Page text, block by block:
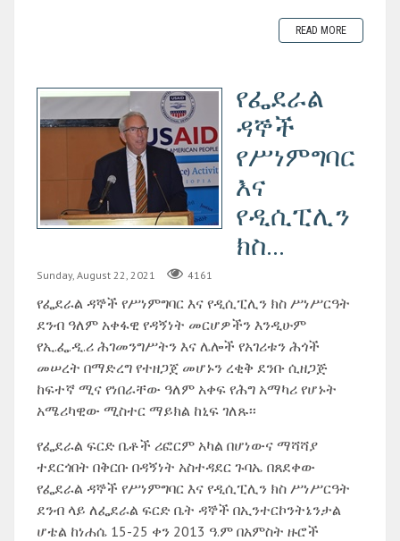
READ MORE
የፌደራል
ዳኞች
የሥነምግባር
እና
የዲሲፒሊን
ክስ...
Sunday, August 22, 2021 4161
የፌደራል ዳኞች የሥነምግባር እና የዲሲፒሊን ክስ ሥነሥርዓት
ደንብ ዓለም አቀፋዊ የዳኝነት መርሆዎችን እንዲሁም
የኢ.ፌ.ዲ.ሪ ሕገመንግሥትን እና ሌሎች የአገሪቱን ሕጎች
መሠረት በማድረግ የተዘጋጀ መሆኑን ረቂቅ ደንቡ ሲዘጋጅ
ከፍተኛ ሚና የነበራቸው ዓለም አቀፍ የሕግ አማካሪ የሆኑት
አሜሪካዊው ሚስተር ማይክል ከኒፍ ገለጹ፡፡
የፌደራል ፍርድ ቤቶች ሪፎርም አካል በሆነውና ማሻሻያ
ተደርጎበት በቅርቡ በዳኝነት አስተዳደር ጉባኤ በጸደቀው
የፌደራል ዳኞች የሥነምግባር እና የዲሲፒሊን ክስ ሥነሥርዓት
ደንብ ላይ ለፌደራል ፍርድ ቤት ዳኞች በኢንተርኮንትኔንታል
ሆቴል ከነሐሴ 15-25 ቀን 2013 ዓ.ም በአምስት ዙሮች